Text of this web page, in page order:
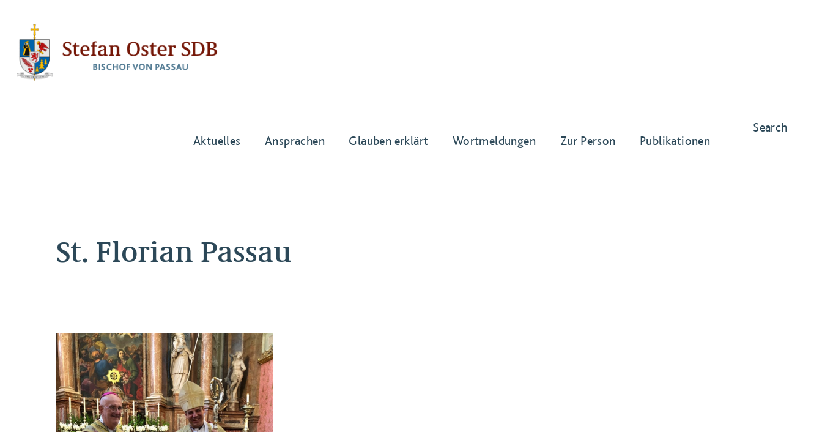
Aktuelles Ansprachen Glauben erklärt Wortmeldungen Zur Person Publikationen
Search
St. Florian Passau